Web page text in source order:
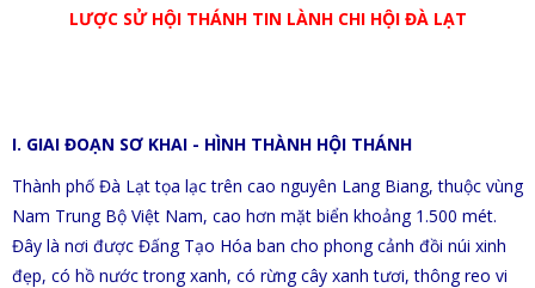
LƯỢC SỬ HỘI THÁNH TIN LÀNH CHI HỘI ĐÀ LẠT
I. GIAI ĐOẠN SƠ KHAI - HÌNH THÀNH HỘI THÁNH
Thành phố Đà Lạt tọa lạc trên cao nguyên Lang Biang, thuộc vùng
Nam Trung Bộ Việt Nam, cao hơn mặt biển khoảng 1.500 mét.
Đây là nơi được Đấng Tạo Hóa ban cho phong cảnh đồi núi xinh
đẹp, có hồ nước trong xanh, có rừng cây xanh tươi, thông reo vi